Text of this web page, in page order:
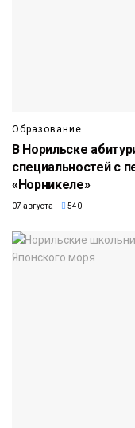
Образование
В Норильске
специальностей с
«Норникеле»
07 августа 540